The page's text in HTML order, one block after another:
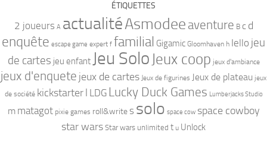
ÉTIQUETTES
2 joueurs A actualitéAsmodee aventure B c d
enquête escape game expert f familial Gigamic Gloomhaven h Iello jeu
de cartes jeu enfantJeu Solo Jeux coop jeux d'ambiance
jeux d'enquete jeux de cartes Jeux de figurines Jeux de plateau jeux
de société kickstarter l LDG Lucky Duck Games Lumberjacks Studio
m matagot pixie games roll&write s solo space cow space cowboy
star wars Star wars unlimited t u Unlock